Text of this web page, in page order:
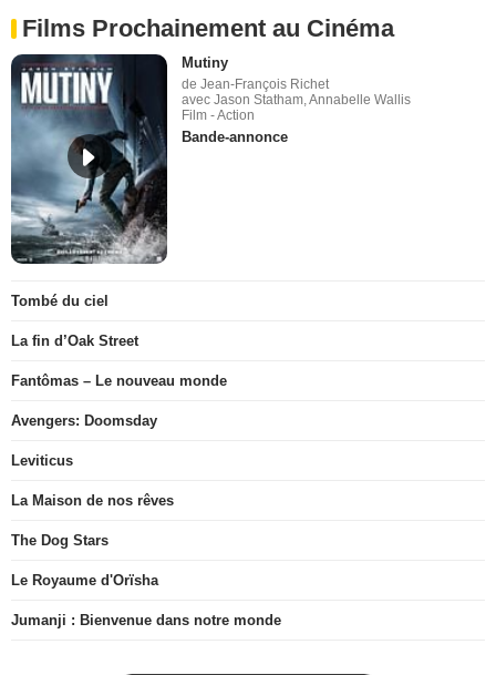
Films Prochainement au Cinéma
Mutiny
de Jean-François Richet
avec Jason Statham, Annabelle Wallis
Film - Action
Bande-annonce
Tombé du ciel
La fin d’Oak Street
Fantômas – Le nouveau monde
Avengers: Doomsday
Leviticus
La Maison de nos rêves
The Dog Stars
Le Royaume d'Orïsha
Jumanji : Bienvenue dans notre monde